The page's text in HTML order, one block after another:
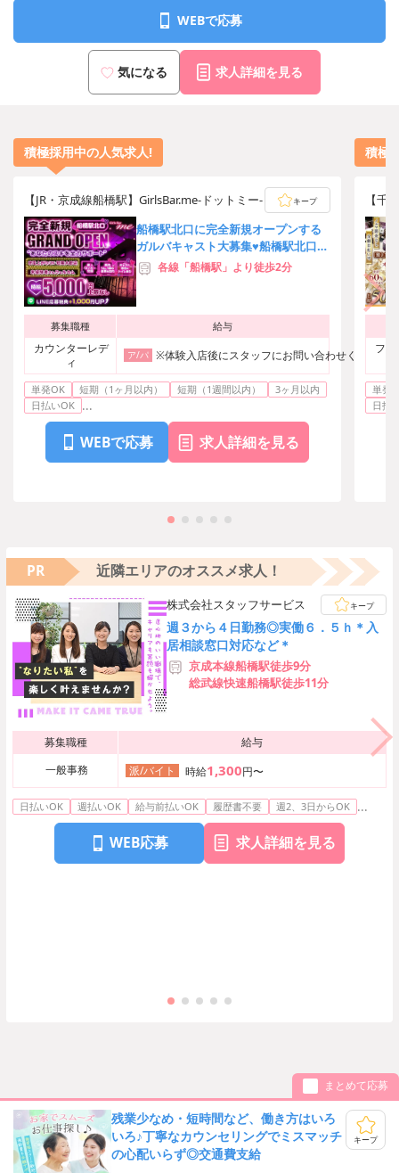
JR「新橋」駅 銀座口より徒歩12分
WEBで応募
気になる 求人詳細を見る
積極採用中の人気求人!
【JR・京成線船橋駅】GirlsBar.me-ドットミー- キープ
船橋駅北口に完全新規オープンする
ガルバキャスト大募集♥船橋駅北口徒
歩2分！ノルマ・ビラ配り・外立なし
各線「船橋駅」より徒歩2分
募集職種 給与
カウンターレデ
ィ
ア/パ ※体験入店後にスタッフにお問い合わせください
単発OK 短期（1ヶ月以内） 短期（1週間以内）
3ヶ月以内
日払いOK ...
WEBで応募 求人詳細を見る
積極
【千
フ
単発
日払
PR 近隣エリアのオススメ求人！
株式会社スタッフサービス キープ
週３から４日勤務◎実働６．５ｈ＊入
居相談窓口対応など＊
京成本線船橋駅徒歩9分
総武線快速船橋駅徒歩11分
募集職種
給与
一般事務
派/バイト 時給1,300円〜
日払いOK 週払いOK 給与前払いOK 履歴書不要 週2、3日からOK ...
WEB応募 求人詳細を見る
まとめて応募
キープ
残業少なめ・短時間など、働き方はいろ
いろ♪丁寧なカウンセリングでミスマッチ
の心配いらず◎交通費支給